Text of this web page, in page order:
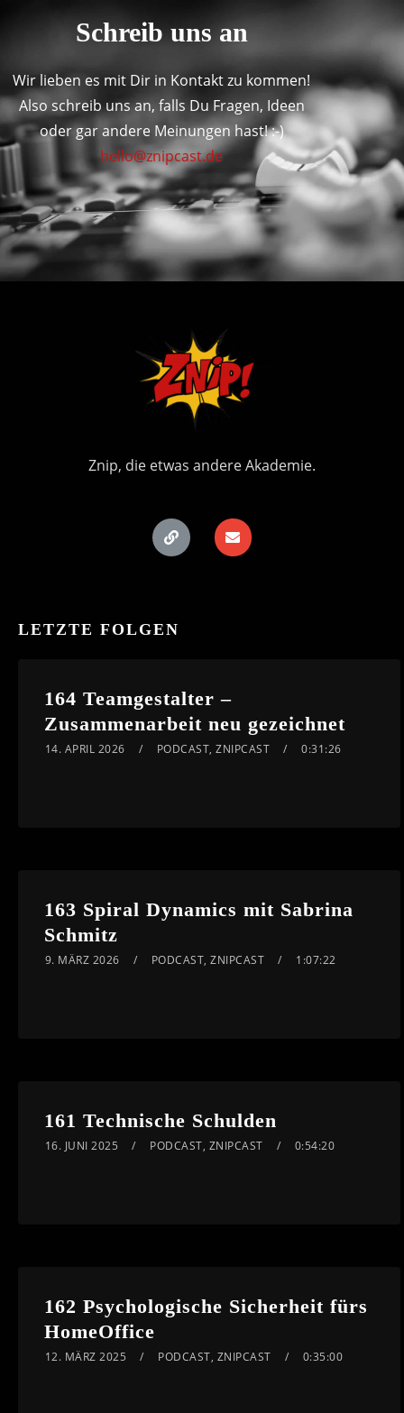
Schreib uns an
Wir lieben es mit Dir in Kontakt zu kommen!
Also schreib uns an, falls Du Fragen, Ideen
oder gar andere Meinungen hast! :-)
hello@znipcast.de
Znip, die etwas andere Akademie.
LETZTE FOLGEN
164 Teamgestalter –
Zusammenarbeit neu gezeichnet
14. APRIL 2026 PODCAST,ZNIPCAST 0:31:26
163 Spiral Dynamics mit Sabrina
Schmitz
9. MÄRZ 2026 PODCAST,ZNIPCAST 1:07:22
161 Technische Schulden
16. JUNI 2025 PODCAST, ZNIPCAST 0:54:20
162 Psychologische Sicherheit fürs
HomeOffice
12. MÄRZ 2025 PODCAST, ZNIPCAST 0:35:00